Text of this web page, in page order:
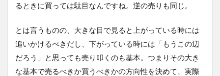
るときに買っては駄目なんですね。逆の売りも同じ。
とは言うものの、大きな目で見ると上がっている時には
追いかけるべきだし、下がっている時には「もうこの辺
だろう」と思っても売り叩くのも基本。つまりその大き
な基本で売るべきか買うべきかの方向性を決めて、実際